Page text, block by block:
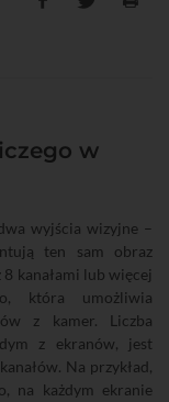
w
wyjścia wizyjne –
ten sam obraz
kanałami lub więcej
która umożliwia
z kamer. Liczba
z ekranów, jest
Na przykład,
na każdym ekranie